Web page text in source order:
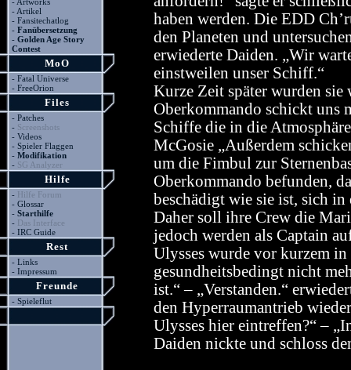
- Artikel
- Fansitechatlog
- Fanübersetzung
- Golden Age Story
Contest
MoO
- Fatal Universe
- FreeOrion
Files
- Patches
- Screenshots
- Videos
- Spieler Flaggen
- Modifikation
- SG Analyzer
Hilfe
- Hilfe Forum
- Glossar
- Starthilfe
- Das Interface
- IRC Guide
Rest
- Links
- Impressum
Freunde
- Spieleflut
haben werden. Die EDD
den Planeten und
erwiederte Daiden. „Wir
einstweilen unser Schiff.“
Kurze Zeit später wurden sie
Oberkommando schickt uns
Schiffe die in die
McGosie „Außerdem
um die Fimbul zur
Oberkommando befunden,
beschädigt wie sie ist, sich
Daher soll ihre Crew die
jedoch werden als Captain
Ulysses wurde vor kurzem in
gesundheitsbedingt nicht
ist.“ – „Verstanden.“
den Hyperraumantrieb
Ulysses hier eintreffen?“ –
Daiden nickte und schloss